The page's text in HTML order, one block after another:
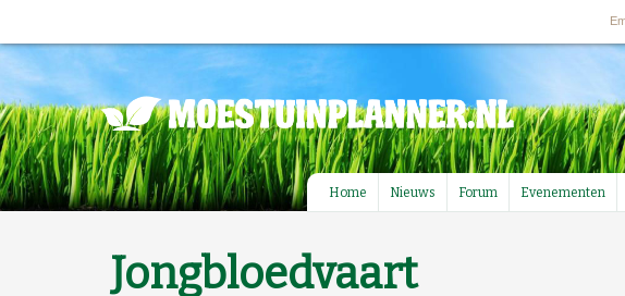
Home Nieuws Forum Evenementen
Jongbloedvaart